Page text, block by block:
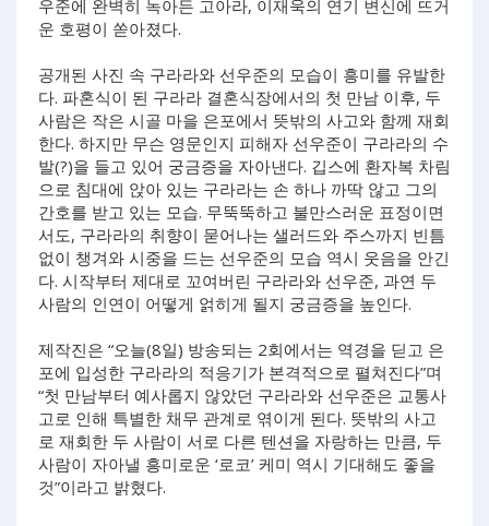
우준에 완벽히 녹아든 고아라, 이재욱의 연기 변신에 뜨거
운 호평이 쏟아졌다.
공개된 사진 속 구라라와 선우준의 모습이 흥미를 유발한
다. 파혼식이 된 구라라 결혼식장에서의 첫 만남 이후, 두
사람은 작은 시골 마을 은포에서 뜻밖의 사고와 함께 재회
한다. 하지만 무슨 영문인지 피해자 선우준이 구라라의 수
발(?)을 들고 있어 궁금증을 자아낸다. 깁스에 환자복 차림
으로 침대에 앉아 있는 구라라는 손 하나 까딱 않고 그의
간호를 받고 있는 모습. 무뚝뚝하고 불만스러운 표정이면
서도, 구라라의 취향이 묻어나는 샐러드와 주스까지 빈틈
없이 챙겨와 시중을 드는 선우준의 모습 역시 웃음을 안긴
다. 시작부터 제대로 꼬여버린 구라라와 선우준, 과연 두
사람의 인연이 어떻게 얽히게 될지 궁금증을 높인다.
제작진은 “오늘(8일) 방송되는 2회에서는 역경을 딛고 은
포에 입성한 구라라의 적응기가 본격적으로 펼쳐진다”며
“첫 만남부터 예사롭지 않았던 구라라와 선우준은 교통사
고로 인해 특별한 채무 관계로 엮이게 된다. 뜻밖의 사고
로 재회한 두 사람이 서로 다른 텐션을 자랑하는 만큼, 두
사람이 자아낼 흥미로운 ‘로코’ 케미 역시 기대해도 좋을
것”이라고 밝혔다.